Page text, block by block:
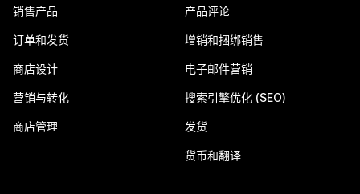
销售产品
订单和发货
商店设计
营销与转化
商店管理
产品评论
增销和捆绑销售
电子邮件营销
搜索引擎优化 (SEO)
发货
货币和翻译